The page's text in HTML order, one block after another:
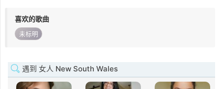
喜欢的歌曲
未标明
遇到 女人 New South Wales